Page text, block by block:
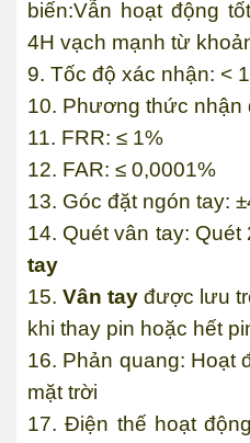
biến:Vẫn hoạt động
4H vạch mạnh từ
9. Tốc độ xác nhận: <
10. Phương thức nhận
11. FRR: ≤ 1%
12. FAR: ≤ 0,0001%
13. Góc đặt ngón tay:
14. Quét vân tay: Quét
tay
15. Vân tay được lưu
khi thay pin hoặc hết
16. Phản quang: Hoạt
mặt trời
17. Điện thế hoạt